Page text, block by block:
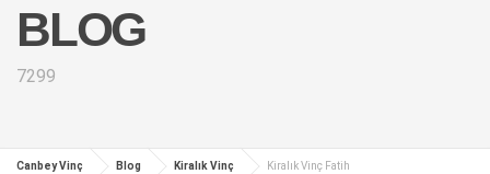
BLOG
7299
Canbey Vinç Blog Kiralık Vinç Kiralık Vinç Fatih